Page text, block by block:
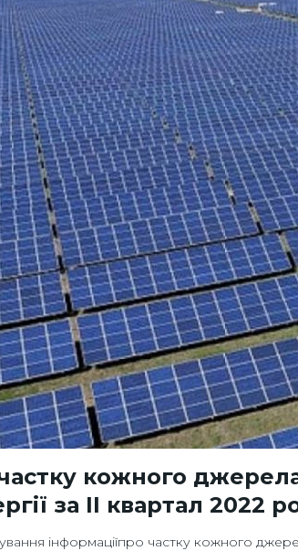
кожного
за ІI квартал 2022
інформаціїпро частку кожного